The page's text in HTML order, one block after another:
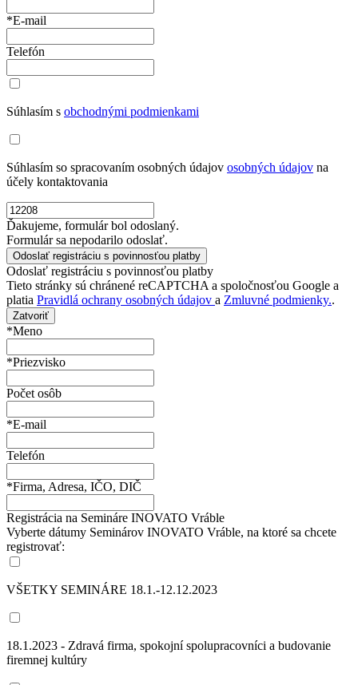
*E-mail
Telefón
Súhlasím s obchodnými podmienkami
Súhlasím so spracovaním osobných údajov osobných údajov na
účely kontaktovania
Ďakujeme, formulár bol odoslaný.
Formulár sa nepodarilo odoslať.
Odoslať registráciu s povinnosťou platby
Tieto stránky sú chránené reCAPTCHA a spoločnosťou Google a
platia Pravidlá ochrany osobných údajov a Zmluvné podmienky..
Zatvoriť
*Meno
*Priezvisko
Počet osôb
*E-mail
Telefón
*Firma, Adresa, IČO, DIČ
Registrácia na Semináre INOVATO Vráble
Vyberte dátumy Seminárov INOVATO Vráble, na ktoré sa chcete
registrovať:
VŠETKY SEMINÁRE 18.1.-12.12.2023
18.1.2023 - Zdravá firma, spokojní spolupracovníci a budovanie
firemnej kultúry